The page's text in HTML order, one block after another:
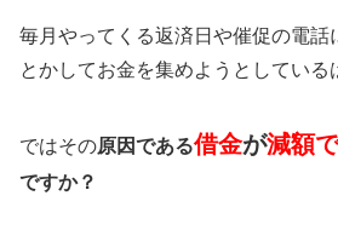
毎月やってくる返済日や催促の電話
とかしてお金を集めようとしている
ではその原因である借金が減額
ですか？